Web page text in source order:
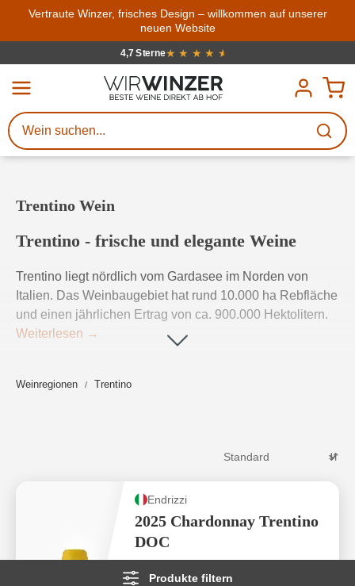
Zum Hauptinhalt springen
Vertraute Winzer, frisches Design – willkommen auf unserer
neuen Website
4,7 Sterne★ ★ ★ ★ ★
★
Durchschnittliche Bewertung von
Trentino Wein
Trentino - frische und elegante Weine
Trentino liegt nördlich vom Gardasee im Norden von
Italien. Das Weinbaugebiet hat rund 10.000 ha Rebfläche
und einen jährlichen Ertrag von ca. 900.000 Hektolitern.
Weiterlesen →
Weinregionen Trentino
Produkte filtern
Endrizzi
2025 Chardonnay Trentino
DOC
Trentino DOC
Weinsuche
Mindestens 3 Zeichen eingeben
Beschreiben Sie, welchen Wein
Sie suchen – ob nach Geschmack,